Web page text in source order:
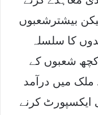
بیشترشعبوں
کا سلسلہ
کچھ شعبوں کے
ملک میں درآمد
ایکسپورٹ کرنے